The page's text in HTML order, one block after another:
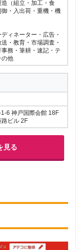
（組立・加工・食
・入出荷・重機・機
ィネーター・広告・
・教育・市場調査・
務・筆耕・速記・テ
の他
6 神戸国際会館 18F
路ビル 2F
見る